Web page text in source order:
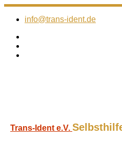
Zum
Inhalt
info@trans-ident.de
Trans-Ident e.V.